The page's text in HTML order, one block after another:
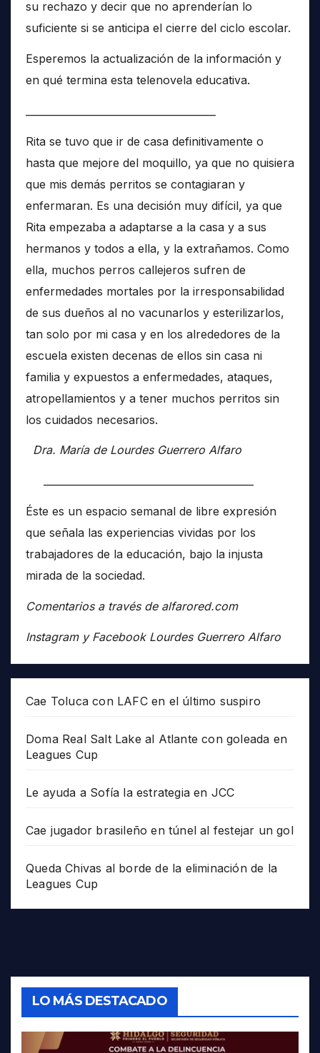
su rechazo y decir que no aprenderían lo
suficiente si se anticipa el cierre del ciclo escolar.
Esperemos la actualización de la información y
en qué termina esta telenovela educativa.
Rita se tuvo que ir de casa definitivamente o
hasta que mejore del moquillo, ya que no quisiera
que mis demás perritos se contagiaran y
enfermaran. Es una decisión muy difícil, ya que
Rita empezaba a adaptarse a la casa y a sus
hermanos y todos a ella, y la extrañamos. Como
ella, muchos perros callejeros sufren de
enfermedades mortales por la irresponsabilidad
de sus dueños al no vacunarlos y esterilizarlos,
tan solo por mi casa y en los alrededores de la
escuela existen decenas de ellos sin casa ni
familia y expuestos a enfermedades, ataques,
atropellamientos y a tener muchos perritos sin
los cuidados necesarios.
Dra. María de Lourdes Guerrero Alfaro
Éste es un espacio semanal de libre expresión
que señala las experiencias vividas por los
trabajadores de la educación, bajo la injusta
mirada de la sociedad.
Comentarios a través de alfarored.com
Instagram y Facebook Lourdes Guerrero Alfaro
Cae Toluca con LAFC en el último suspiro
Doma Real Salt Lake al Atlante con goleada en
Leagues Cup
Le ayuda a Sofía la estrategia en JCC
Cae jugador brasileño en túnel al festejar un gol
Queda Chivas al borde de la eliminación de la
Leagues Cup
LO MÁS DESTACADO